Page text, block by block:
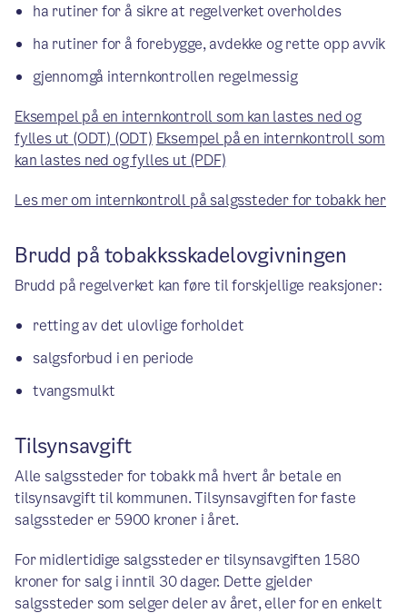
ha rutiner for å sikre at regelverket overholdes
ha rutiner for å forebygge, avdekke og rette opp avvik
gjennomgå internkontrollen regelmessig
Eksempel på en internkontroll som kan lastes ned og
fylles ut (ODT) (ODT) Eksempel på en internkontroll som
kan lastes ned og fylles ut (PDF)
Les mer om internkontroll på salgssteder for tobakk her
Brudd på tobakksskadelovgivningen
Brudd på regelverket kan føre til forskjellige reaksjoner:
retting av det ulovlige forholdet
salgsforbud i en periode
tvangsmulkt
Tilsynsavgift
Alle salgssteder for tobakk må hvert år betale en
tilsynsavgift til kommunen. Tilsynsavgiften for faste
salgssteder er 5900 kroner i året.
For midlertidige salgssteder er tilsynsavgiften 1580
kroner for salg i inntil 30 dager. Dette gjelder
salgssteder som selger deler av året, eller for en enkelt